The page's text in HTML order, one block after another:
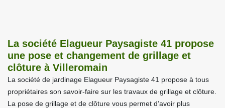
La société Elagueur Paysagiste 41 propose
une pose et changement de grillage et
clôture à Villeromain
La société de jardinage Elagueur Paysagiste 41 propose à tous
propriétaires son savoir-faire sur les travaux de grillage et clôture.
La pose de grillage et de clôture vous permet d’avoir plus